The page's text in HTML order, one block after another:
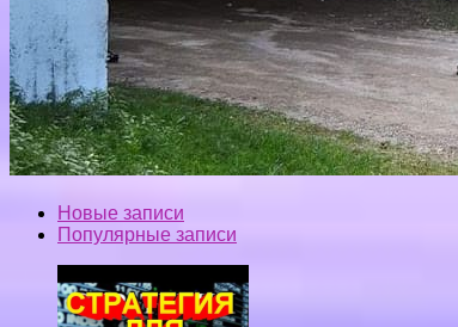
Новые записи
Популярные записи